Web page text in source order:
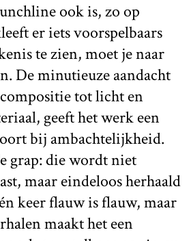
ook is, zo op
er iets voorspelbaars
te zien, moet je naar
De minutieuze aandacht
tot licht en
geeft het werk een
bij ambachtelijkheid.
grap: die wordt niet
maar eindeloos herhaald
keer flauw is flauw, maar
maakt het een